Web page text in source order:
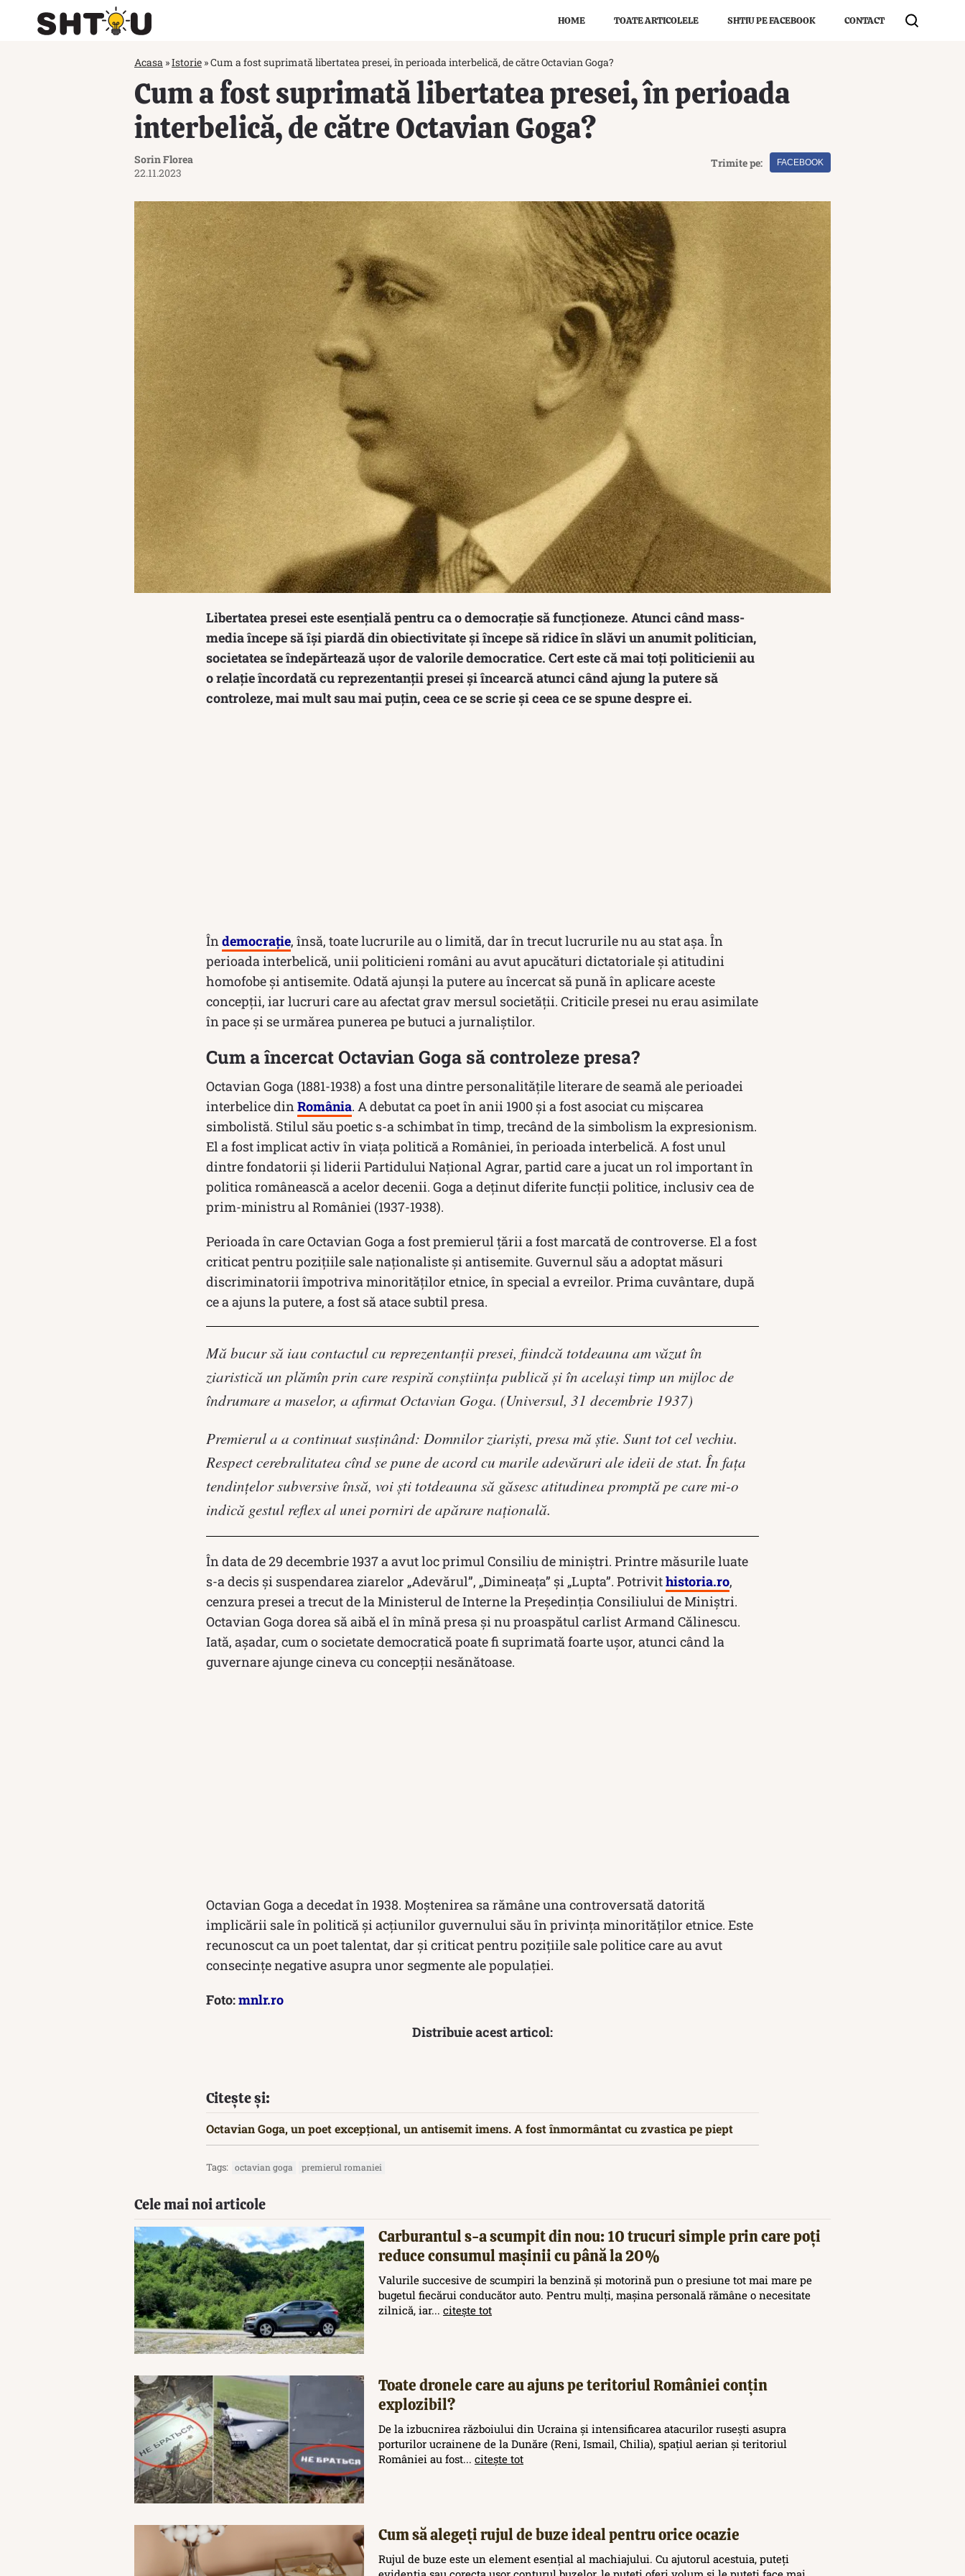
HOME TOATE ARTICOLELE SHTIU PE FACEBOOK CONTACT
Acasa »Istorie »Cum a fost suprimată libertatea presei, în perioada interbelică, de către Octavian Goga?
Cum a fost suprimată libertatea presei, în perioada
interbelică, de către Octavian Goga?
Sorin Florea
22.11.2023
Trimite pe: FACEBOOK
Libertatea presei este esențială pentru ca o democrație să funcționeze. Atunci când mass-
media începe să își piardă din obiectivitate și începe să ridice în slăvi un anumit politician,
societatea se îndepărtează ușor de valorile democratice. Cert este că mai toți politicienii au
o relație încordată cu reprezentanții presei și încearcă atunci când ajung la putere să
controleze, mai mult sau mai puțin, ceea ce se scrie și ceea ce se spune despre ei.
Îndemocrație, însă, toate lucrurile au o limită, dar în trecut lucrurile nu au stat așa. În
perioada interbelică, unii politicieni români au avut apucături dictatoriale și atitudini
homofobe și antisemite. Odată ajunși la putere au încercat să pună în aplicare aceste
concepții, iar lucruri care au afectat grav mersul societății. Criticile presei nu erau asimilate
în pace și se urmărea punerea pe butuci a jurnaliștilor.
Cum a încercat Octavian Goga să controleze presa?
Octavian Goga (1881-1938) a fost una dintre personalitățile literare de seamă ale perioadei
interbelice dinRomânia. A debutat ca poet în anii 1900 și a fost asociat cu mișcarea
simbolistă. Stilul său poetic s-a schimbat în timp, trecând de la simbolism la expresionism.
El a fost implicat activ în viața politică a României, în perioada interbelică. A fost unul
dintre fondatorii și liderii Partidului Național Agrar, partid care a jucat un rol important în
politica românească a acelor decenii. Goga a deținut diferite funcții politice, inclusiv cea de
prim-ministru al României (1937-1938).
Perioada în care Octavian Goga a fost premierul țării a fost marcată de controverse. El a fost
criticat pentru pozițiile sale naționaliste și antisemite. Guvernul său a adoptat măsuri
discriminatorii împotriva minorităților etnice, în special a evreilor. Prima cuvântare, după
ce a ajuns la putere, a fost să atace subtil presa.
Mă bucur să iau contactul cu reprezentanţii presei, fiindcă totdeauna am văzut în
ziaristică un plămîn prin care respiră conştiinţa publică şi în acelaşi timp un mijloc de
îndrumare a maselor, a afirmat Octavian Goga. (Universul, 31 decembrie 1937)
Premierul a a continuat susținând: Domnilor ziarişti, presa mă ştie. Sunt tot cel vechiu.
Respect cerebralitatea cînd se pune de acord cu marile adevăruri ale ideii de stat. În faţa
tendinţelor subversive însă, voi şti totdeauna să găsesc atitudinea promptă pe care mi-o
indică gestul reflex al unei porniri de apărare naţională.
În data de 29 decembrie 1937 a avut loc primul Consiliu de miniştri. Printre măsurile luate
s-a decis și suspendarea ziarelor „Adevărul”, „Dimineaţa” şi „Lupta”. Potrivithistoria.ro,
cenzura presei a trecut de la Ministerul de Interne la Preşedinţia Consiliului de Miniştri.
Octavian Goga dorea să aibă el în mînă presa şi nu proaspătul carlist Armand Călinescu.
Iată, așadar, cum o societate democratică poate fi suprimată foarte ușor, atunci când la
guvernare ajunge cineva cu concepții nesănătoase.
Octavian Goga a decedat în 1938. Moștenirea sa rămâne una controversată datorită
implicării sale în politică și acțiunilor guvernului său în privința minorităților etnice. Este
recunoscut ca un poet talentat, dar și criticat pentru pozițiile sale politice care au avut
consecințe negative asupra unor segmente ale populației.
Foto:mnlr.ro
Distribuie acest articol:
Citește și:
Octavian Goga, un poet excepțional, un antisemit imens. A fost înmormântat cu zvastica pe piept
Tags: octavian goga premierul romaniei
Cele mai noi articole
Carburantul s-a scumpit din nou: 10 trucuri simple prin care poți
reduce consumul mașinii cu până la 20%
Valurile succesive de scumpiri la benzină și motorină pun o presiune tot mai mare pe
bugetul fiecărui conducător auto. Pentru mulți, mașina personală rămâne o necesitate
zilnică, iar... citește tot
Toate dronele care au ajuns pe teritoriul României conțin
explozibil?
De la izbucnirea războiului din Ucraina și intensificarea atacurilor rusești asupra
porturilor ucrainene de la Dunăre (Reni, Ismail, Chilia), spațiul aerian și teritoriul
României au fost... citește tot
Cum să alegeți rujul de buze ideal pentru orice ocazie
Rujul de buze este un element esențial al machiajului. Cu ajutorul acestuia, puteți